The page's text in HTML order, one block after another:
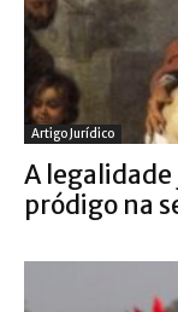
Artigo Jurídico
A
pródigo na